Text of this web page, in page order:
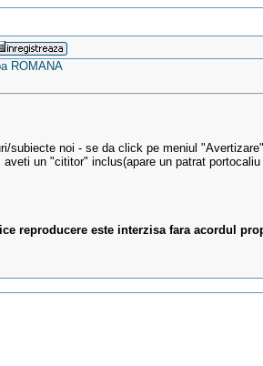
ROMANA
subiecte noi - se da click pe meniul
aveti un "cititor" inclus(apare un patrat
reproducere este interzisa fara acordul